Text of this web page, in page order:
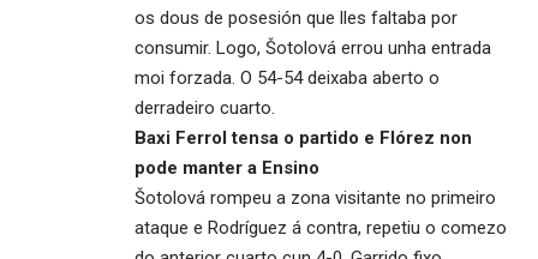
os dous de posesión que lles faltaba por
consumir. Logo, Šotolová errou unha entrada
moi forzada. O 54-54 deixaba aberto o
derradeiro cuarto.
Baxi Ferrol tensa o partido e Flórez non
pode manter a Ensino
Šotolová rompeu a zona visitante no primeiro
ataque e Rodríguez á contra, repetiu o comezo